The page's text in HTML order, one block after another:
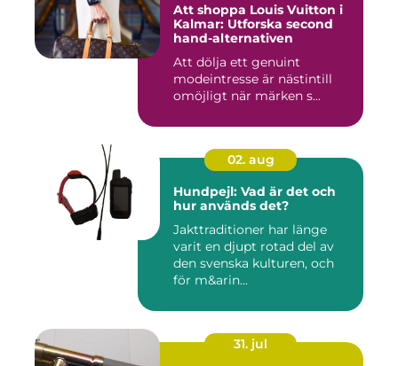
Att shoppa Louis Vuitton i
Kalmar: Utforska second
hand-alternativen
Att dölja ett genuint
modeintresse är nästintill
omöjligt när märken s...
02. aug
Hundpejl: Vad är det och
hur används det?
Jakttraditioner har länge
varit en djupt rotad del av
den svenska kulturen, och
för m&arin...
31. jul